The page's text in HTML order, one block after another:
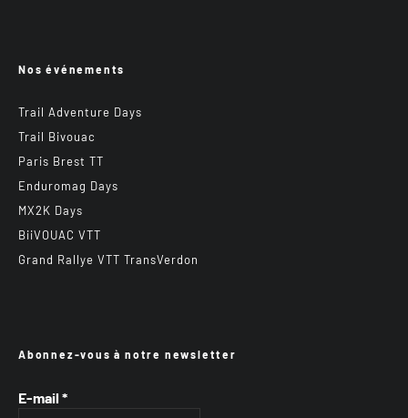
Nos événements
Trail Adventure Days
Trail Bivouac
Paris Brest TT
Enduromag Days
MX2K Days
BiiVOUAC VTT
Grand Rallye VTT TransVerdon
Abonnez-vous à notre newsletter
E-mail *